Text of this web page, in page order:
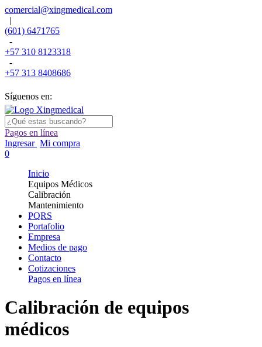
comercial@xingmedical.com
|
(601) 6471765
-
+57 310 8123318
-
+57 313 8408686
Síguenos en:
Pagos en línea
Ingresar Mi compra
0
Inicio
Equipos Médicos
Calibración
Mantenimiento
PQRS
Portafolio
Empresa
Medios de pago
Contacto
Cotizaciones
Pagos en línea
Calibración de equipos
médicos